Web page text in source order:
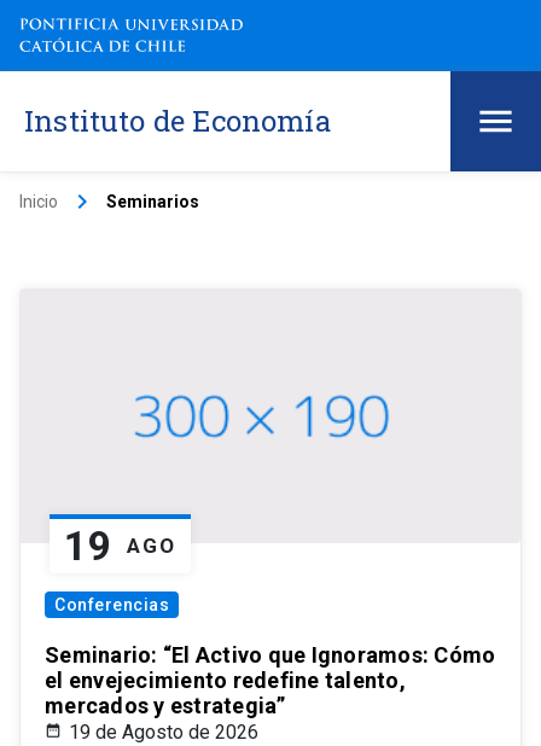
Instituto de Economía
Inicio keyboard_arrow_right Seminarios
19 AGO
Conferencias
Seminario: “El Activo que Ignoramos: Cómo
el envejecimiento redefine talento,
mercados y estrategia”
19 de Agosto de 2026